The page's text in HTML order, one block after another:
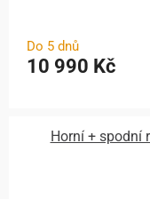
Do 5 dnů
10 990 Kč
Horní + spodní